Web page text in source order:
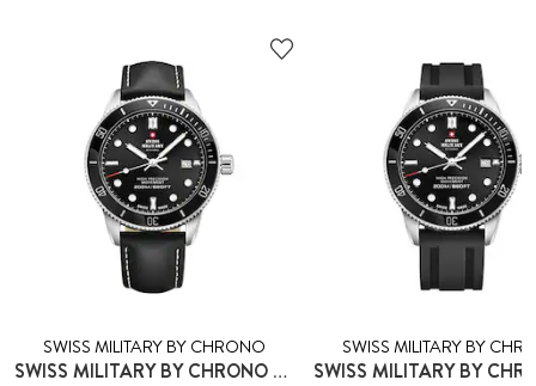
SWISS MILITARY BY CHRONO
SWISS MILITARY BY CHRONO ANDERMATT
SWISS MILITARY BY